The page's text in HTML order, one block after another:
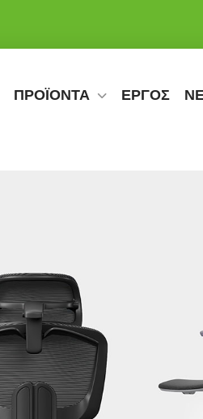
ΠΡΟΪΟΝΤΑ ΕΡΓΟΣ